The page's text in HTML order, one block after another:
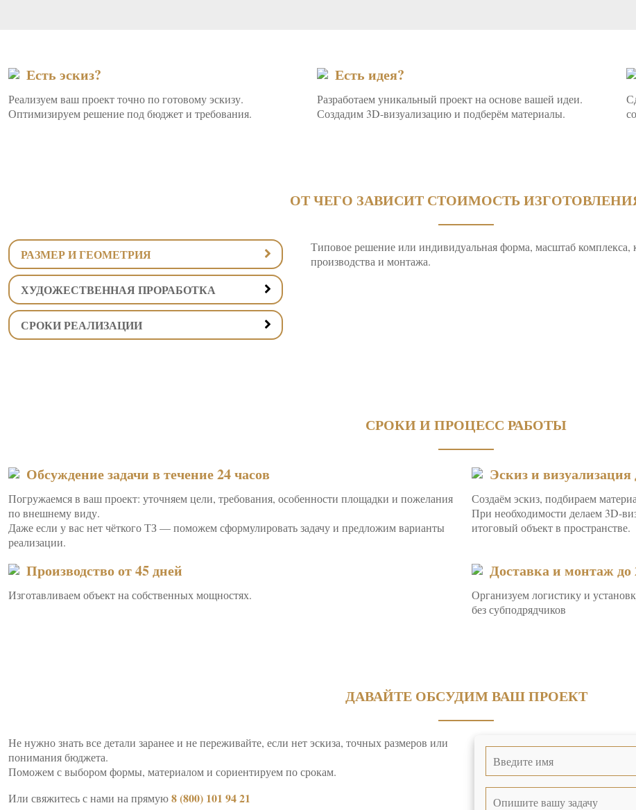
Есть эскиз?
Реализуем ваш проект точно по готовому эскизу.
Оптимизируем решение под бюджет и требования.
Есть идея?
Разработаем уникальный проект на основе вашей идеи.
Создадим 3D-визуализацию и подберём материалы.
ОТ ЧЕГО ЗАВИСИТ СТОИМОСТЬ
РАЗМЕР И ГЕОМЕТРИЯ
Типовое решение или индивидуальная форма, масштаб комплекса,
производства и монтажа.
ХУДОЖЕСТВЕННАЯ ПРОРАБОТКА
СРОКИ РЕАЛИЗАЦИИ
СРОКИ И ПРОЦЕСС РАБОТЫ
Обсуждение задачи в течение 24 часов
Погружаемся в ваш проект: уточняем цели, требования, особенности площадки и пожелания
по внешнему виду.
Даже если у вас нет чёткого ТЗ — поможем сформулировать задачу и предложим варианты
реализации.
Эскиз и визуализация
Создаём эскиз, подбираем
При необходимости делаем 3D-
итоговый объект в пространстве.
Производство от 45 дней
Изготавливаем объект на собственных мощностях.
Доставка и монтаж до
Организуем логистику и
без субподрядчиков
ДАВАЙТЕ ОБСУДИМ ВАШ ПРОЕКТ
Не нужно знать все детали заранее и не переживайте, если нет эскиза, точных размеров или
понимания бюджета.
Поможем с выбором формы, материалом и сориентируем по срокам.
Или свяжитесь с нами на прямую8 (800) 101 94 21